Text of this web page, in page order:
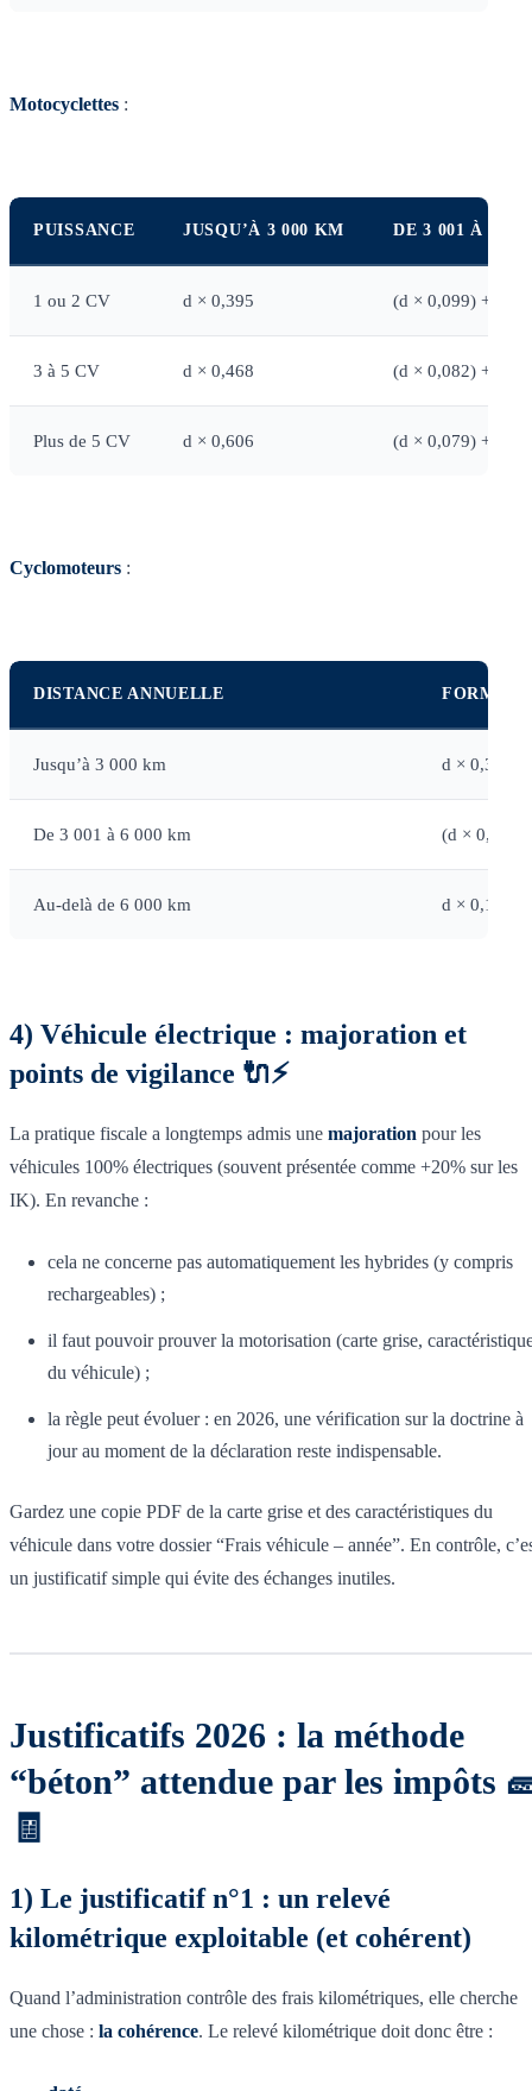
Motocyclettes :
PUISSANCE JUSQU’À 3 000 KM DE 3 001 À 6
1 ou 2 CV d × 0,395 (d × 0,099) + 891
3 à 5 CV d × 0,468 (d × 0,082) + 1
Plus de 5 CV d × 0,606 (d × 0,079) + 1
Cyclomoteurs :
DISTANCE ANNUELLE FORMULE
Jusqu’à 3 000 km d × 0,315
De 3 001 à 6 000 km (d × 0,079)
Au-delà de 6 000 km d × 0,198
4) Véhicule électrique : majoration et
points de vigilance 🔌⚡
La pratique fiscale a longtemps admis une majoration pour les
véhicules 100% électriques (souvent présentée comme +20% sur les
IK). En revanche :
cela ne concerne pas automatiquement les hybrides (y compris
rechargeables) ;
il faut pouvoir prouver la motorisation (carte grise,
du véhicule) ;
la règle peut évoluer : en 2026, une vérification sur la doctrine à
jour au moment de la déclaration reste indispensable.
Gardez une copie PDF de la carte grise et des caractéristiques du
véhicule dans votre dossier “Frais véhicule – année”. En contrôle,
un justificatif simple qui évite des échanges inutiles.
Justificatifs 2026 : la méthode
“béton” attendue par les impôts
🧾
1) Le justificatif n°1 : un relevé
kilométrique exploitable (et cohérent)
Quand l’administration contrôle des frais kilométriques, elle cherche
une chose : la cohérence. Le relevé kilométrique doit donc être :